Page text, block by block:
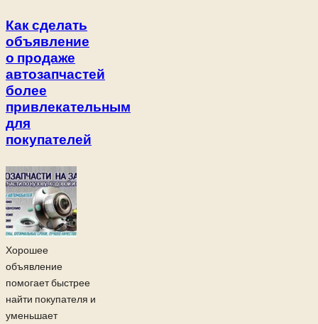
Как сделать
объявление
о продаже
автозапчастей
более
привлекательным
для
покупателей
Хорошее
объявление
помогает быстрее
найти покупателя и
уменьшает